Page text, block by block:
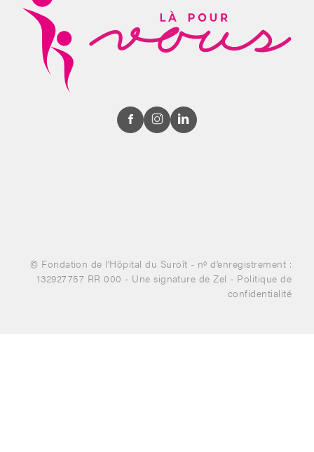
© Fondation de l'Hôpital du Suroît - nº d’enregistrement :
132927757 RR 000 - Une signature de Zel - Politique de
confidentialité